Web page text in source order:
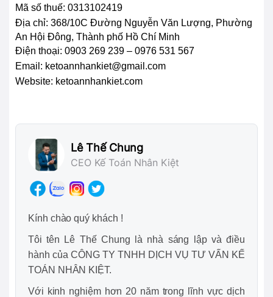
Mã số thuế: 0313102419
Địa chỉ: 368/10C Đường Nguyễn Văn Lượng, Phường
An Hội Đông, Thành phố Hồ Chí Minh
Điện thoại: 0903 269 239 – 0976 531 567
Email: ketoannhankiet@gmail.com
Website: ketoannhankiet.com
Lê Thế Chung
CEO Kế Toán Nhân Kiệt
Kính chào quý khách !
Tôi tên Lê Thế Chung là nhà sáng lập và điều
hành của CÔNG TY TNHH DỊCH VỤ TƯ VẤN KẾ
TOÁN NHÂN KIỆT.
Với kinh nghiệm hơn 20 năm trong lĩnh vực dịch